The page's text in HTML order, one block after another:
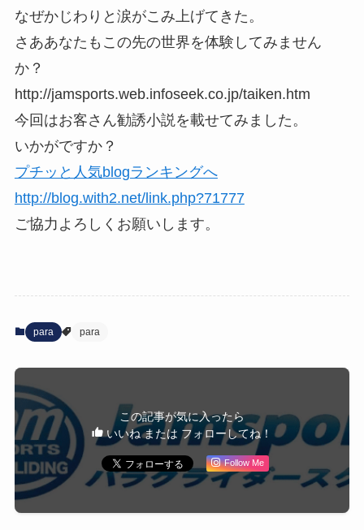
なぜかじわりと涙がこみ上げてきた。
さああなたもこの先の世界を体験してみません
か？
http://jamsports.web.infoseek.co.jp/taiken.htm
今回はお客さん勧誘小説を載せてみました。
いかがですか？
プチッと人気blogランキングへ
http://blog.with2.net/link.php?71777
ご協力よろしくお願いします。
para para
この記事が気に入ったら
いいね または フォローしてね！
Follow Me